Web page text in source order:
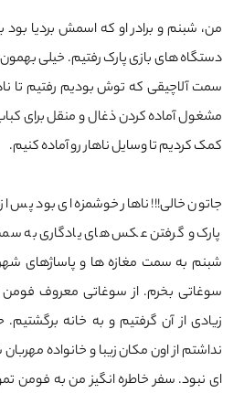
من، شبنم و برادر او که اسمش بردیا
دستگاه های بازی پارک رفتیم. خیلی
سمت آلاچیقی که توش بودیم رفتیم تا
مشغول آماده کردن ذغال و منقل برای
کمک کردیم تا وسایل ناهار رو آماده کنیم.
جاتون خالی!!! ناهار خوشمزه ای بود پس
پارک و گرفتن عکس های یادگاری به
شبنم به سمت مغازه ها و پاساژهای شهر
سوغاتی بخرم. از سوغاتی معروف
زیادی از آن گرفتیم و به خانه
نداشتم از اون مکان زیبا و خانواده
ای نبود. سفر خاطره انگیز من به فومن